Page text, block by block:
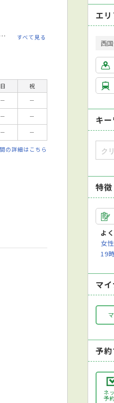
すべて見る
日
祝
－
－
－
－
－ －
の詳細はこちら
れ歯／義歯治療 クリーニ
エ
西
キ
特徴
よ
女
19
マ
予
ネ
予